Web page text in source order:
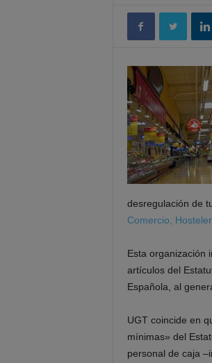
desregulación de
Comercio,
Esta organización
artículos del
Española, al
UGT coincide en
mínimas» del
personal de caja